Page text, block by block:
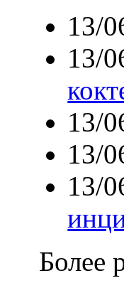
13/
13/
13/
13/
13/
Более